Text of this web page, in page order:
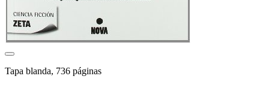
Tapa blanda, 736 páginas